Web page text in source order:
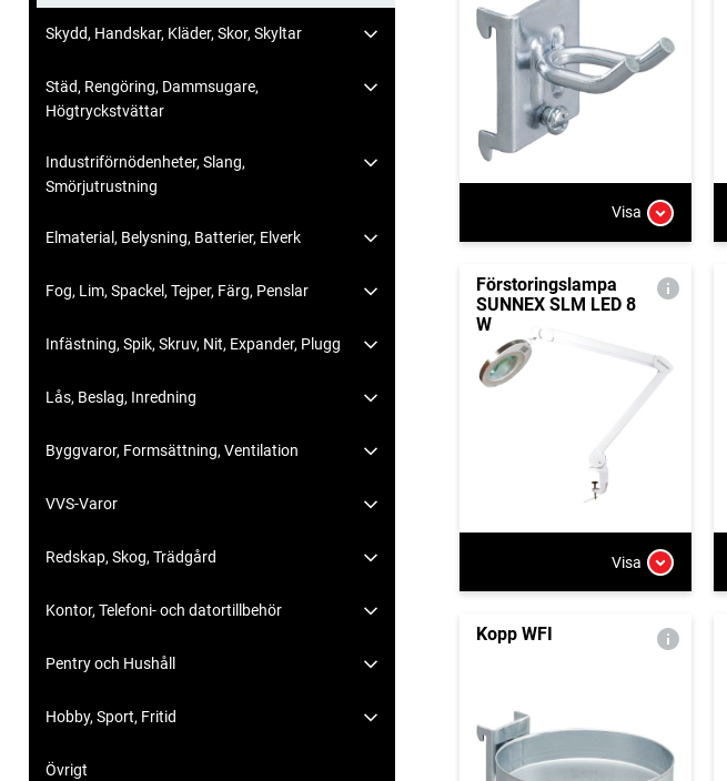
Skydd, Handskar, Kläder, Skor, Skyltar
Städ, Rengöring, Dammsugare,
Högtryckstvättar
Industriförnödenheter, Slang,
Smörjutrustning
Elmaterial, Belysning, Batterier, Elverk
Fog, Lim, Spackel, Tejper, Färg, Penslar
Infästning, Spik, Skruv, Nit, Expander, Plugg
Lås, Beslag, Inredning
Byggvaror, Formsättning, Ventilation
VVS-Varor
Redskap, Skog, Trädgård
Kontor, Telefoni- och datortillbehör
Pentry och Hushåll
Hobby, Sport, Fritid
Övrigt
Visa
Förstoringslampa
SUNNEX SLM LED 8
W
Visa
Kopp WFI